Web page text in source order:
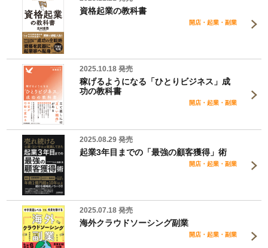
資格起業の教科書
開店・起業・副業
2025.10.18 発売
稼げるようになる「ひとりビジネス」成
功の教科書
開店・起業・副業
2025.08.29 発売
起業3年目までの「最強の顧客獲得」術
開店・起業・副業
2025.07.18 発売
海外クラウドソーシング副業
開店・起業・副業